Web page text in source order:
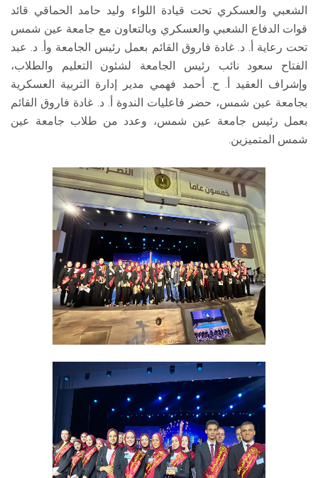
الشعبي والعسكري تحت قيادة اللواء وليد حامد الحماقي قائد
قوات الدفاع الشعبي والعسكري وبالتعاون مع جامعة عين شمس
تحت رعاية أ. د. غادة فاروق القائم بعمل رئيس الجامعة وأ. د. عبد
الفتاح سعود نائب رئيس الجامعة لشئون التعليم والطلاب،
وإشراف العقيد أ. ح. أحمد فهمي مدير إدارة التربية العسكرية
بجامعة عين شمس، حضر فاعليات الندوة أ. د. غادة فاروق القائم
بعمل رئيس جامعة عين شمس، وعدد من طلاب جامعة عين
شمس المتميزين.